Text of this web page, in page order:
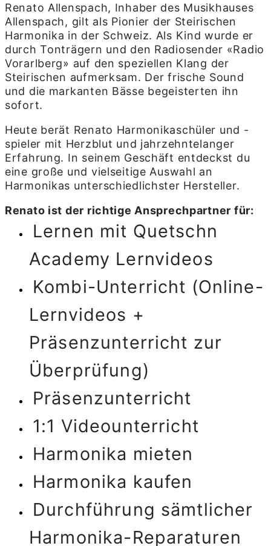
Renato Allenspach, Inhaber des Musikhauses
Allenspach, gilt als Pionier der Steirischen
Harmonika in der Schweiz. Als Kind wurde er
durch Tonträgern und den Radiosender «Radio
Vorarlberg» auf den speziellen Klang der
Steirischen aufmerksam. Der frische Sound
und die markanten Bässe begeisterten ihn
sofort.
Heute berät Renato Harmonikaschüler und -
spieler mit Herzblut und jahrzehntelanger
Erfahrung. In seinem Geschäft entdeckst du
eine große und vielseitige Auswahl an
Harmonikas unterschiedlichster Hersteller.
Renato ist der richtige Ansprechpartner für:
Lernen mit Quetschn
Academy Lernvideos
Kombi-Unterricht (Online-
Lernvideos +
Präsenzunterricht zur
Überprüfung)
Präsenzunterricht
1:1 Videounterricht
Harmonika mieten
Harmonika kaufen
Durchführung sämtlicher
Harmonika-Reparaturen